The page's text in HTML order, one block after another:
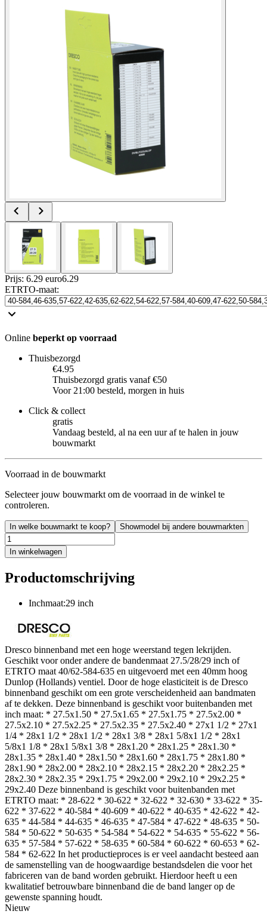
Prijs: 6.29 euro6.29
ETRTO-maat:
Online beperkt op voorraad
Thuisbezorgd
€4.95
Thuisbezorgd gratis vanaf €50
Voor 21:00 besteld, morgen in huis
Click & collect
gratis
Vandaag besteld, al na een uur af te halen in jouw
bouwmarkt
Voorraad in de bouwmarkt
Selecteer jouw bouwmarkt om de voorraad in de winkel te
controleren.
In welke bouwmarkt te koop? Showmodel bij andere bouwmarkten
In winkelwagen
Productomschrijving
Inchmaat:29 inch
Dresco binnenband met een hoge weerstand tegen lekrijden.
Geschikt voor onder andere de bandenmaat 27.5/28/29 inch of
ETRTO maat 40/62-584-635 en uitgevoerd met een 40mm hoog
Dunlop (Hollands) ventiel. Door de hoge elasticiteit is de Dresco
binnenband geschikt om een grote verscheidenheid aan bandmaten
af te dekken. Deze binnenband is geschikt voor buitenbanden met
inch maat: * 27.5x1.50 * 27.5x1.65 * 27.5x1.75 * 27.5x2.00 *
27.5x2.10 * 27.5x2.25 * 27.5x2.35 * 27.5x2.40 * 27x1 1/2 * 27x1
1/4 * 28x1 1/2 * 28x1 1/2 * 28x1 3/8 * 28x1 5/8x1 1/2 * 28x1
5/8x1 1/8 * 28x1 5/8x1 3/8 * 28x1.20 * 28x1.25 * 28x1.30 *
28x1.35 * 28x1.40 * 28x1.50 * 28x1.60 * 28x1.75 * 28x1.80 *
28x1.90 * 28x2.00 * 28x2.10 * 28x2.15 * 28x2.20 * 28x2.25 *
28x2.30 * 28x2.35 * 29x1.75 * 29x2.00 * 29x2.10 * 29x2.25 *
29x2.40 Deze binnenband is geschikt voor buitenbanden met
ETRTO maat: * 28-622 * 30-622 * 32-622 * 32-630 * 33-622 * 35-
622 * 37-622 * 40-584 * 40-609 * 40-622 * 40-635 * 42-622 * 42-
635 * 44-584 * 44-635 * 46-635 * 47-584 * 47-622 * 48-635 * 50-
584 * 50-622 * 50-635 * 54-584 * 54-622 * 54-635 * 55-622 * 56-
635 * 57-584 * 57-622 * 58-635 * 60-584 * 60-622 * 60-653 * 62-
584 * 62-622 In het productieproces is er veel aandacht besteed aan
de samenstelling van de hoogwaardige bestandsdelen die voor het
fabriceren van de band worden gebruikt. Hierdoor heeft u een
kwalitatief betrouwbare binnenband die de band langer op de
gewenste spanning houdt.
Nieuw